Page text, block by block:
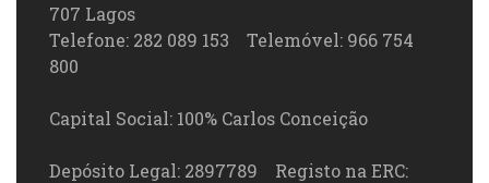
707 Lagos
Telefone: 282 089 153 Telemóvel: 966 754
800
Capital Social: 100% Carlos Conceição
Depósito Legal: 2897789 Registo na ERC: